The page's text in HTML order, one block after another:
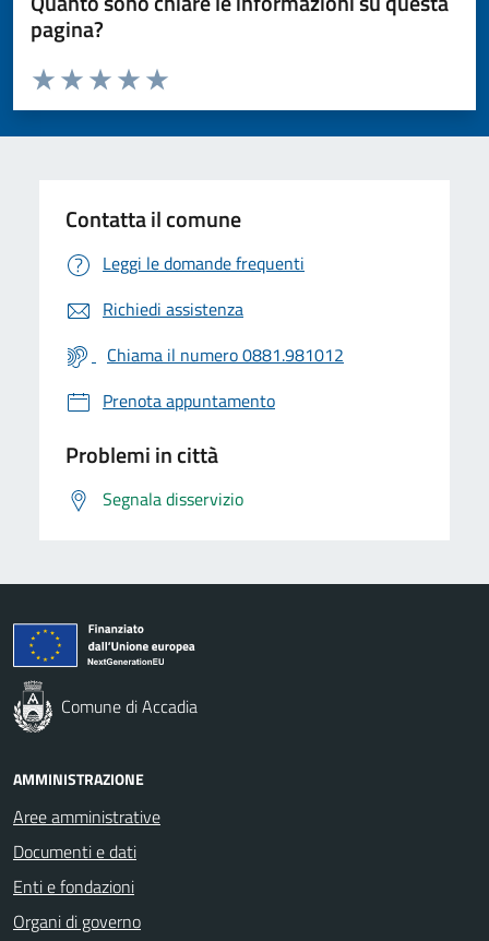
pagina?
Valuta da 1 a 5 stelle la pagina
Valuta 5 stelle su 5
Valuta 4 stelle su 5
Valuta 3 stelle su 5
Valuta 2 stelle su 5
Valuta 1 stelle su 5
Contatta il comune
Leggi le domande frequenti
Richiedi assistenza
Chiama il numero 0881.981012
Prenota appuntamento
Problemi in città
Segnala disservizio
Comune di Accadia
AMMINISTRAZIONE
Aree amministrative
Documenti e dati
Enti e fondazioni
Organi di governo